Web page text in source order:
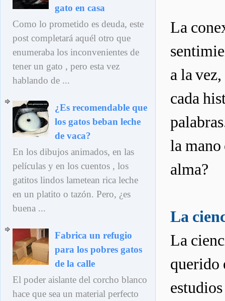
La
a la
cada
la mano
alma?
La
La
querido
gato en casa
Como lo prometido es deuda, este
post completará aquél otro que
enumeraba los inconvenientes de
tener un gato , pero esta vez
hablando de ...
¿Es recomendable que
los gatos beban leche
de vaca?
En los dibujos animados, en las
películas y en los cuentos , los
gatitos lindos lametean rica leche
en un platito o tazón. Pero, ¿es
buena ...
Fabrica un refugio
para los pobres gatos
de la calle
El poder aislante del corcho blanco
hace que sea un material perfecto